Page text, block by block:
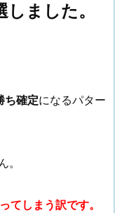
ました。
ち確定になるパター
。
てしまう訳です。